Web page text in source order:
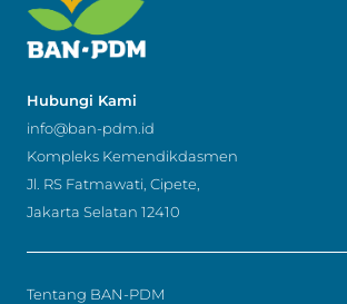
Hubungi Kami
info@ban-pdm.id
Kompleks Kemendikdasmen
Jl. RS Fatmawati, Cipete,
Jakarta Selatan 12410
Tentang BAN-PDM